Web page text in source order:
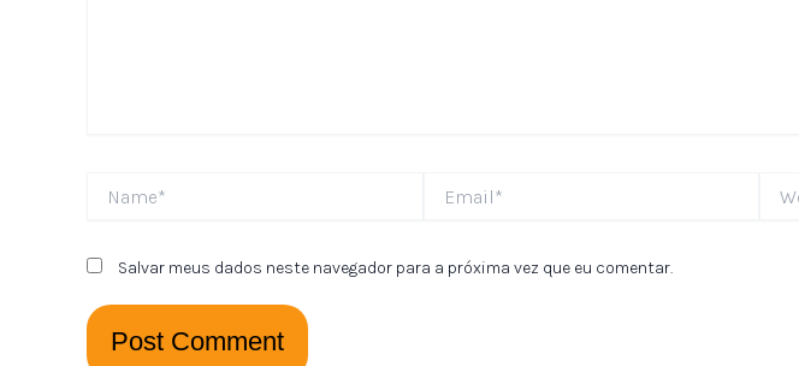
Salvar meus dados neste navegador para a próxima vez que eu comentar.